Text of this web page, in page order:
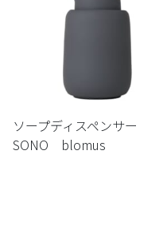
ソープディスペンサー
SONO blomus